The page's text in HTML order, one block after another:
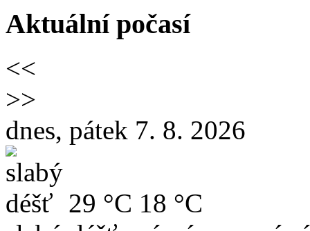
Aktuální počasí
<<
>>
dnes, pátek 7. 8. 2026
29 °C 18 °C